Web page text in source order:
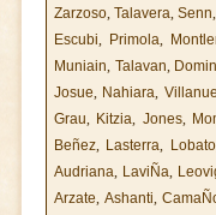
Zarzoso,Talavera,Senn,
Escubi, Primola,
Muniain, Talavan,
Josue, Nahiara,
Grau, Kitzia, Jones,
Beñez, Lasterra, Lobato
Audriana, LaviÑa,
Arzate, Ashanti,